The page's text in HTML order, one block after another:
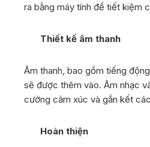
ra bằng máy tính để tiết kiệm
Thiết kế âm thanh
Âm thanh, bao gồm tiếng
sẽ được thêm vào. Âm nhạc
cường cảm xúc và gắn kết
Hoàn thiện